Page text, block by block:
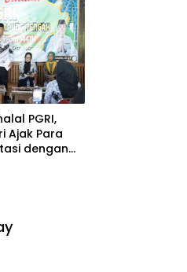
PGRI,
Ajak Para
dengan